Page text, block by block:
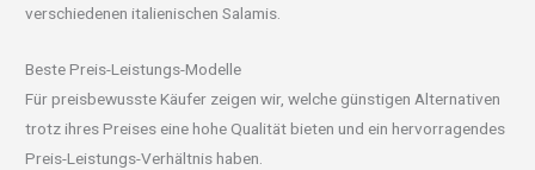
verschiedenen italienischen Salamis.
Beste Preis-Leistungs-Modelle
Für preisbewusste Käufer zeigen wir, welche günstigen Alternativen
trotz ihres Preises eine hohe Qualität bieten und ein hervorragendes
Preis-Leistungs-Verhältnis haben.